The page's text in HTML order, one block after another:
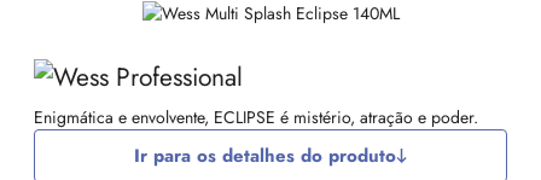
Enigmática e envolvente, ECLIPSE é mistério, atração e poder.
Ir para os detalhes do produto